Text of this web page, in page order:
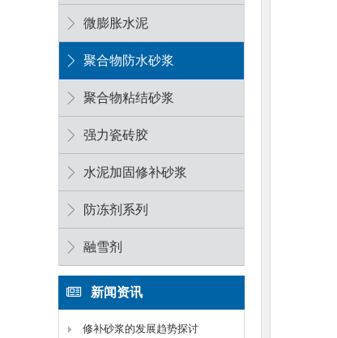
微膨胀水泥
聚合物防水砂浆
聚合物粘结砂浆
强力瓷砖胶
水泥加固修补砂浆
防冻剂系列
融雪剂
新闻资讯
修补砂浆的发展趋势探讨